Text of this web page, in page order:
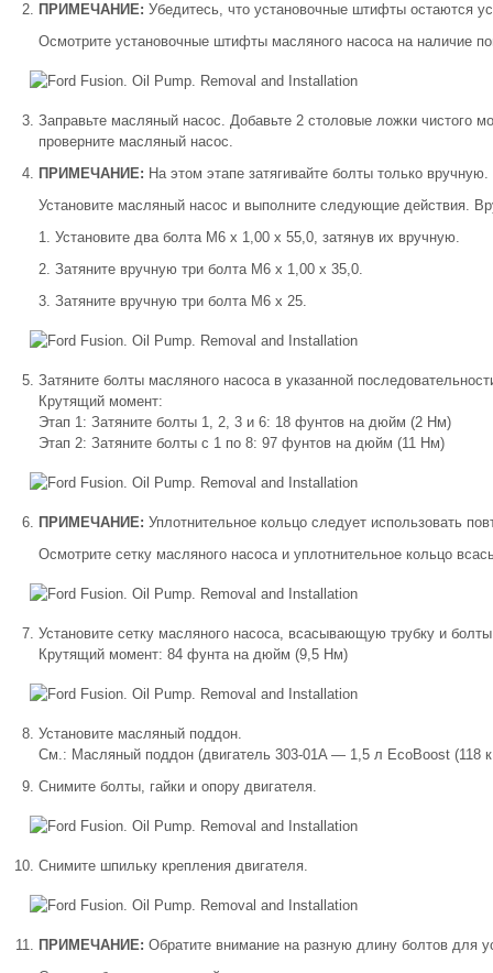
ПРИМЕЧАНИЕ: Убедитесь, что установочные штифты остаются
Осмотрите установочные штифты масляного насоса на наличие
Заправьте масляный насос. Добавьте 2 столовые ложки чистого
проверните масляный насос.
ПРИМЕЧАНИЕ: На этом этапе затягивайте болты только вручную.
Установите масляный насос и выполните следующие действия.
Установите два болта M6 x 1,00 x 55,0, затянув их вручную.
Затяните вручную три болта M6 x 1,00 x 35,0.
Затяните вручную три болта M6 x 25.
Затяните болты масляного насоса в указанной
Крутящий момент:
Этап 1: Затяните болты 1, 2, 3 и 6: 18 фунтов на дюйм (2 Нм)
Этап 2: Затяните болты с 1 по 8: 97 фунтов на дюйм (11 Нм)
ПРИМЕЧАНИЕ: Уплотнительное кольцо следует использовать
Осмотрите сетку масляного насоса и уплотнительное кольцо
Установите сетку масляного насоса, всасывающую трубку и
Крутящий момент: 84 фунта на дюйм (9,5 Нм)
Установите масляный поддон.
См.: Масляный поддон (двигатель 303-01A — 1,5 л EcoBoost (118
Снимите болты, гайки и опору двигателя.
Снимите шпильку крепления двигателя.
ПРИМЕЧАНИЕ: Обратите внимание на разную длину болтов для